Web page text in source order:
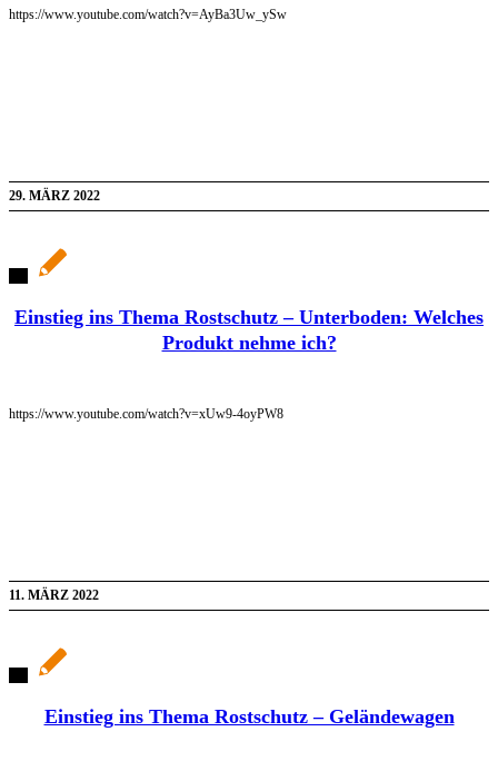
https://www.youtube.com/watch?v=AyBa3Uw_ySw
29. MÄRZ 2022
Einstieg ins Thema Rostschutz – Unterboden: Welches
Produkt nehme ich?
https://www.youtube.com/watch?v=xUw9-4oyPW8
11. MÄRZ 2022
Einstieg ins Thema Rostschutz – Geländewagen